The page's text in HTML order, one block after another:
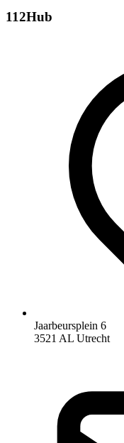
112Hub
Jaarbeursplein 6
3521 AL Utrecht